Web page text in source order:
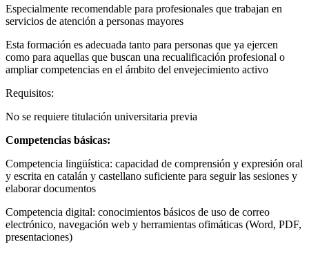
Especialmente recomendable para profesionales que trabajan en
servicios de atención a personas mayores
Esta formación es adecuada tanto para personas que ya ejercen
como para aquellas que buscan una recualificación profesional o
ampliar competencias en el ámbito del envejecimiento activo
Requisitos:
No se requiere titulación universitaria previa
Competencias básicas:
Competencia lingüística: capacidad de comprensión y expresión oral
y escrita en catalán y castellano suficiente para seguir las sesiones y
elaborar documentos
Competencia digital: conocimientos básicos de uso de correo
electrónico, navegación web y herramientas ofimáticas (Word, PDF,
presentaciones)